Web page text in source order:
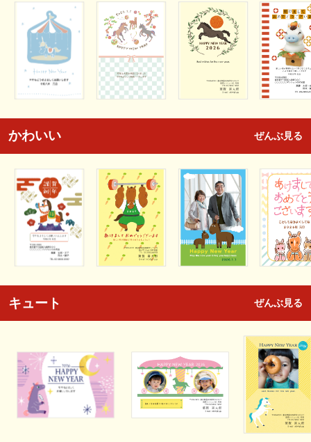
かわいい ぜんぶ見る
キュート ぜんぶ見る